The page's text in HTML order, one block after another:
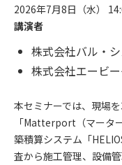
2026年7月8日（水）
講演者
株式会社バル・
株式会社エービ
本セミナーでは、現場
「Matterport（マータ
築積算システム「
査から施工管理、設備